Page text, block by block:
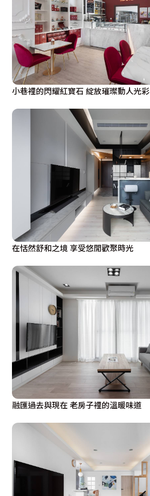
小巷裡的閃耀紅寶石 綻放璀璨動人光彩
在恬然舒和之境 享受悠閒歡聚時光
融匯過去與現在 老房子裡的溫暖味道